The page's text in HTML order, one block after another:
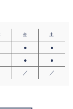
金 土
● ●
● ●
／ ／